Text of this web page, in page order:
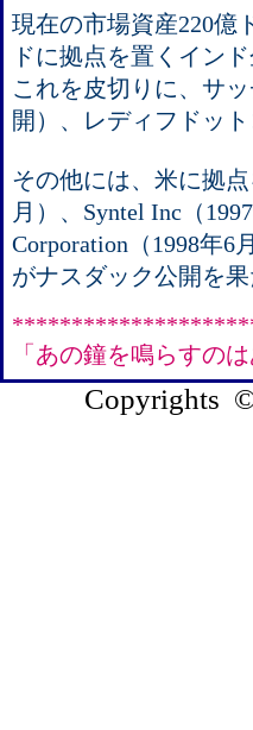
現在の市場資産220億
ドに拠点を置くイン
これを皮切りに、サ
開）、レディフドッ
その他には、米に拠
月）、Syntel Inc（
Corporation（1998年6
がナスダック公開を果
「あの鐘を鳴らすの
Copyrights